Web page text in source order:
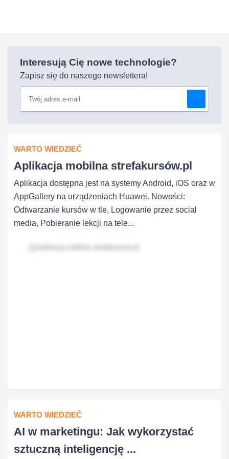
Interesują Cię nowe technologie?
Zapisz się do naszego newslettera!
WARTO WIEDZIEĆ
Aplikacja mobilna strefakursów.pl
Aplikacja dostępna jest na systemy Android, iOS oraz w
AppGallery na urządzeniach Huawei. Nowości:
Odtwarzanie kursów w tle, Logowanie przez social
media, Pobieranie lekcji na tele...
WARTO WIEDZIEĆ
AI w marketingu: Jak wykorzystać
sztuczną inteligencję ...